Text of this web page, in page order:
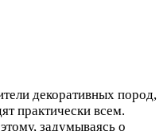
декоративных пород,
практически всем.
задумываясь о